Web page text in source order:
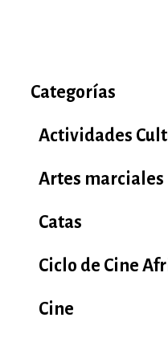
Categorías
Actividades
Artes marciales
Catas
Ciclo de Cine
Cine